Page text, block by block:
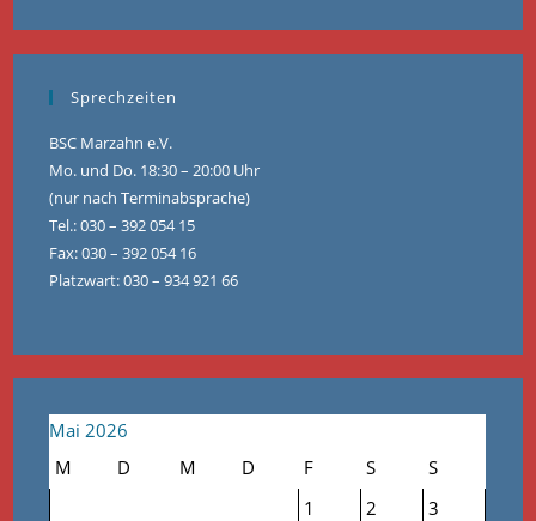
Sprechzeiten
BSC Marzahn e.V.
Mo. und Do. 18:30 – 20:00 Uhr
(nur nach Terminabsprache)
Tel.: 030 – 392 054 15
Fax: 030 – 392 054 16
Platzwart: 030 – 934 921 66
Mai 2026
M
D M D F S
S
1
2
3